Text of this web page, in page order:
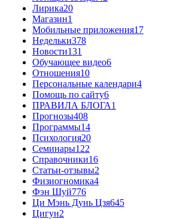
Лирика20
Магазин1
Мобильные приложения17
Недельки378
Новости131
Обучающее видео6
Отношения10
Персональные календари4
Помощь по сайту6
ПРАВИЛА БЛОГА1
Прогнозы408
Программы14
Психология20
Семинары122
Справочники16
Статьи-отзывы2
Физиогномика4
Фэн Шуй776
Ци Мэнь Дунь Цзя645
Цигун2